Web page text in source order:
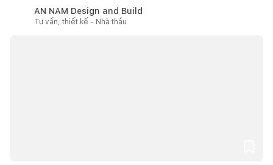
AN NAM Design and Build
Tư vấn, thiết kế - Nhà thầu